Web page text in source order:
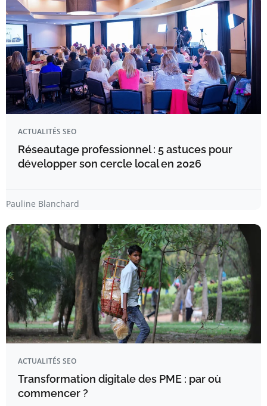
ACTUALITÉS SEO
Réseautage professionnel : 5 astuces pour
développer son cercle local en 2026
Pauline Blanchard
ACTUALITÉS SEO
Transformation digitale des PME : par où
commencer ?